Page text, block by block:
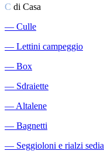
C di Casa
― Culle
― Lettini campeggio
― Box
― Sdraiette
―Altalene
― Bagnetti
― Seggioloni e rialzi sedia